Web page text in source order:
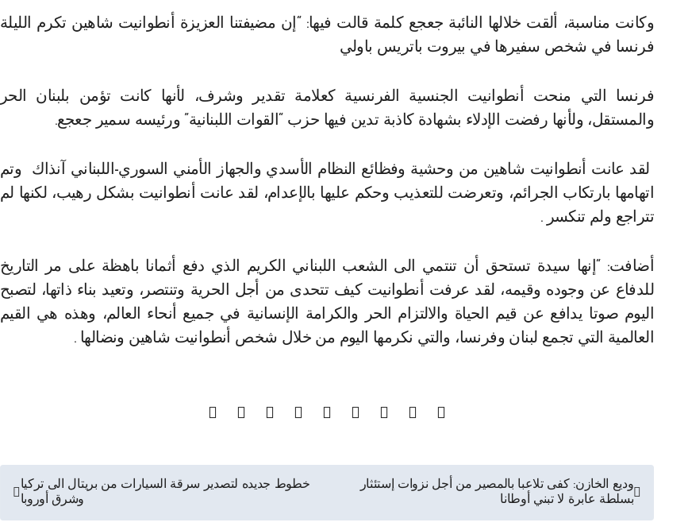
وكانت مناسبة، ألقت خلالها النائبة جعجع كلمة قالت فيها: “إن مضيفتنا العزيزة أنطوانيت شاهين تكرم الليلة
فرنسا في شخص سفيرها في بيروت باتريس باولي
فرنسا التي منحت أنطوانيت الجنسية الفرنسية كعلامة تقدير وشرف، لأنها كانت تؤمن بلبنان الحر
والمستقل، ولأنها رفضت الإدلاء بشهادة كاذبة تدين فيها حزب “القوات اللبنانية” ورئيسه سمير جعجع.
لقد عانت أنطوانيت شاهين من وحشية وفظائع النظام الأسدي والجهاز الأمني السوري-اللبناني آنذاك وتم
اتهامها بارتكاب الجرائم، وتعرضت للتعذيب وحكم عليها بالإعدام، لقد عانت أنطوانيت بشكل رهيب، لكنها لم
تتراجع ولم تنكسر .
أضافت: “إنها سيدة تستحق أن تنتمي الى الشعب اللبناني الكريم الذي دفع أثمانا باهظة على مر التاريخ
للدفاع عن وجوده وقيمه، لقد عرفت أنطوانيت كيف تتحدى من أجل الحرية وتنتصر، وتعيد بناء ذاتها، لتصبح
اليوم صوتا يدافع عن قيم الحياة والالتزام الحر والكرامة الإنسانية في جميع أنحاء العالم، وهذه هي القيم
العالمية التي تجمع لبنان وفرنسا، والتي نكرمها اليوم من خلال شخص أنطوانيت شاهين ونضالها .
تصفّح
المقالات
وديع الخازن: كفى تلاعبا بالمصير من أجل نزوات إستئثار
بسلطة عابرة لا تبني أوطانا
خطوط جديده لتصدير سرقة السيارات من بريتال الى تركيا
وشرق أوروبا